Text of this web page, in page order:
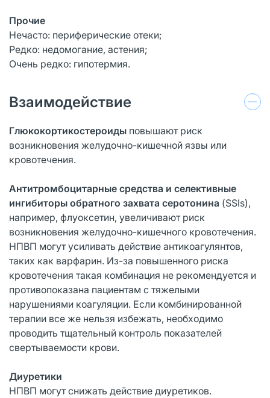
Прочие
Нечасто: периферические отеки;
Редко: недомогание, астения;
Очень редко: гипотермия.
Взаимодействие
Глюкокортикостероиды повышают риск
возникновения желудочно-кишечной язвы или
кровотечения.
Антитромбоцитарные средства и селективные
ингибиторы обратного захвата серотонина (SSIs),
например, флуоксетин, увеличивают риск
возникновения желудочно-кишечного кровотечения.
НПВП могут усиливать действие антикоагулянтов,
таких как варфарин. Из-за повышенного риска
кровотечения такая комбинация не рекомендуется и
противопоказана пациентам с тяжелыми
нарушениями коагуляции. Если комбинированной
терапии все же нельзя избежать, необходимо
проводить тщательный контроль показателей
свертываемости крови.
Диуретики
НПВП могут снижать действие диуретиков.